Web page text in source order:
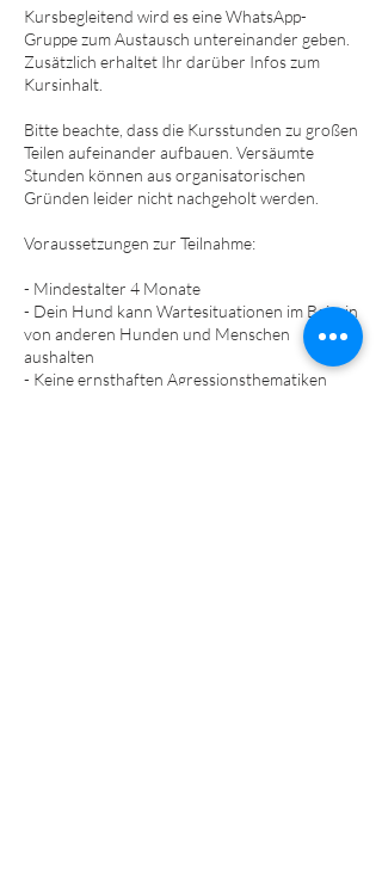
Kursbegleitend wird es eine WhatsApp-
Gruppe zum Austausch untereinander geben.
Zusätzlich erhaltet Ihr darüber Infos zum
Kursinhalt.
Bitte beachte, dass die Kursstunden zu großen
Teilen aufeinander aufbauen. Versäumte
Stunden können aus organisatorischen
Gründen leider nicht nachgeholt werden.
Voraussetzungen zur Teilnahme:
- Mindestalter 4 Monate
- Dein Hund kann Wartesituationen im Beisein
von anderen Hunden und Menschen
aushalten
- Keine ernsthaften Agressionsthematiken